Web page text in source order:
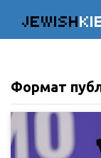
JEWISH
Формат